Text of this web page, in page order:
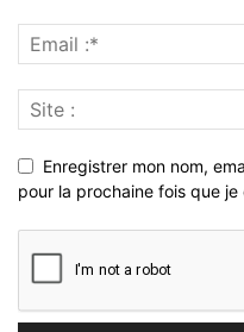
Enregistrer mon nom,
pour la prochaine fois que je